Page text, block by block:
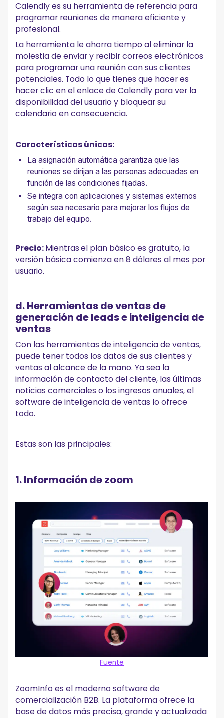
Calendly es su herramienta de referencia para
programar reuniones de manera eficiente y
profesional.
La herramienta le ahorra tiempo al eliminar la
molestia de enviar y recibir correos electrónicos
para programar una reunión con sus clientes
potenciales. Todo lo que tienes que hacer es
hacer clic en el enlace de Calendly para ver la
disponibilidad del usuario y bloquear su
calendario en consecuencia.
Características únicas:
La asignación automática garantiza que las
reuniones se dirijan a las personas adecuadas en
función de las condiciones fijadas.
Se integra con aplicaciones y sistemas externos
según sea necesario para mejorar los flujos de
trabajo del equipo.
Precio:Mientrasel plan básico es gratuito, la
versión básica comienza en 8 dólares al mes por
usuario.
d. Herramientas de ventas de
generación de leads e inteligencia de
ventas
Con las herramientas de inteligencia de ventas,
puede tener todos los datos de sus clientes y
ventas al alcance de la mano. Ya sea la
información de contacto del cliente, las últimas
noticias comerciales o los ingresos anuales, el
software de inteligencia de ventas lo ofrece
todo.
Estas son las principales:
1. Información de zoom
Fuente
ZoomInfo es el moderno software de
comercialización B2B. La plataforma ofrece la
base de datos más precisa, grande y actualizada